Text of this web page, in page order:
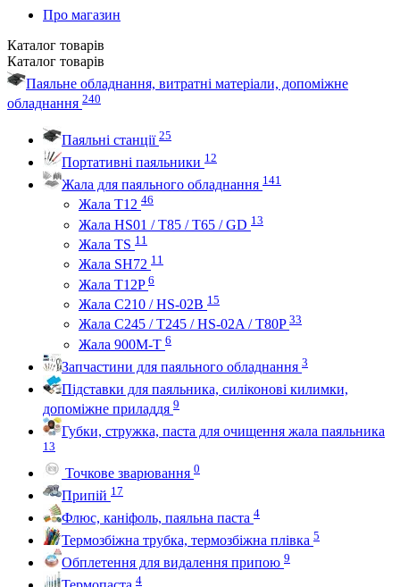
Про магазин
Каталог товарів
Каталог товарів
Паяльне обладнання, витратні матеріали, допоміжне
обладнання 240
Паяльні станції 25
Портативні паяльники 12
Жала для паяльного обладнання 141
Жала Т12 46
Жала HS01 / T85 / T65 / GD 13
Жала TS 11
Жала SH72 11
Жала T12P 6
Жала C210 / HS-02B 15
Жала C245 / T245 / HS-02A / T80P 33
Жала 900M-T 6
Запчастини для паяльного обладнання 3
Підставки для паяльника, силіконові килимки,
допоміжне приладдя 9
Губки, стружка, паста для очищення жала паяльника
13
Точкове зварювання 0
Припій 17
Флюс, каніфоль, паяльна паста 4
Термозбіжна трубка, термозбіжна плівка 5
Обплетення для видалення припою 9
4